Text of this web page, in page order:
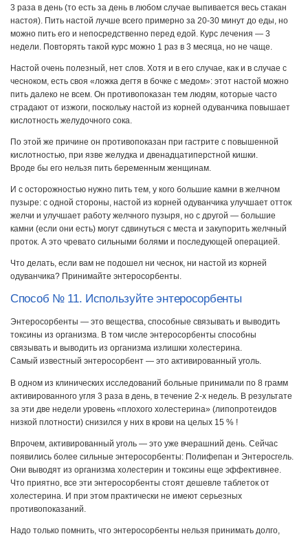
3 раза в день (то есть за день в любом случае выпивается весь стакан
настоя). Пить настой лучше всего примерно за 20-30 минут до еды, но
можно пить его и непосредственно перед едой. Курс лечения — 3
недели. Повторять такой курс можно 1 раз в 3 месяца, но не чаще.
Настой очень полезный, нет слов. Хотя и в его случае, как и в случае с
чесноком, есть своя «ложка дегтя в бочке с медом»: этот настой можно
пить далеко не всем. Он противопоказан тем людям, которые часто
страдают от изжоги, поскольку настой из корней одуванчика повышает
кислотность желудочного сока.
По этой же причине он противопоказан при гастрите с повышенной
кислотностью, при язве желудка и двенадцатиперстной кишки.
Вроде бы его нельзя пить беременным женщинам.
И с осторожностью нужно пить тем, у кого большие камни в желчном
пузыре: с одной стороны, настой из корней одуванчика улучшает отток
желчи и улучшает работу желчного пузыря, но с другой — большие
камни (если они есть) могут сдвинуться с места и закупорить желчный
проток. А это чревато сильными болями и последующей операцией.
Что делать, если вам не подошел ни чеснок, ни настой из корней
одуванчика? Принимайте энтеросорбенты.
Способ № 11. Используйте энтеросорбенты
Энтеросорбенты — это вещества, способные связывать и выводить
токсины из организма. В том числе энтеросорбенты способны
связывать и выводить из организма излишки холестерина.
Самый известный энтеросорбент — это активированный уголь.
В одном из клинических исследований больные принимали по 8 грамм
активированного угля 3 раза в день, в течение 2-х недель. В результате
за эти две недели уровень «плохого холестерина» (липопротеидов
низкой плотности) снизился у них в крови на целых 15 % !
Впрочем, активированный уголь — это уже вчерашний день. Сейчас
появились более сильные энтеросорбенты: Полифепан и Энтеросгель.
Они выводят из организма холестерин и токсины еще эффективнее.
Что приятно, все эти энтеросорбенты стоят дешевле таблеток от
холестерина. И при этом практически не имеют серьезных
противопоказаний.
Надо только помнить, что энтеросорбенты нельзя принимать долго,